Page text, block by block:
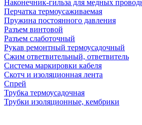
Наконечник-гильза для медных
Перчатка термоусаживаемая
Пружина постоянного давления
Разъем винтовой
Разъем слаботочный
Рукав ремонтный термоусадочный
Сжим ответвительный, ответвитель
Система маркировки кабеля
Скотч и изоляционная лента
Спрей
Трубка термоусадочная
Трубки изоляционные, кембрики